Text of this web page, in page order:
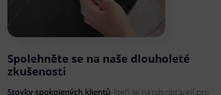
Spolehněte se na naše dlouholeté
zkušenosti
Stovky spokojených klientů, kteří se na nás obracejí pro